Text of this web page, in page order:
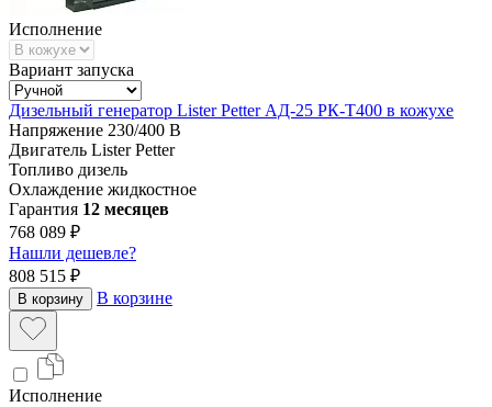
Исполнение
Вариант запуска
Дизельный генератор Lister Petter АД-25 РК-Т400 в кожухе
Напряжение 230/400 В
Двигатель Lister Petter
Топливо дизель
Охлаждение жидкостное
Гарантия 12 месяцев
768 089 ₽
Нашли дешевле?
808 515 ₽
В корзину В корзине
Исполнение